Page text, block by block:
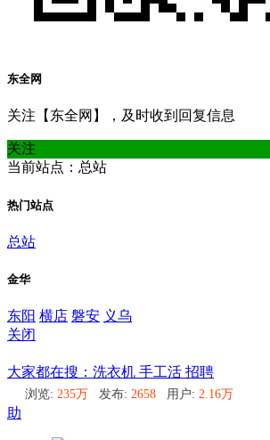
东全网
关注【东全网】，及时收到回复信息
关注
当前站点：总站
热门站点
总站
金华
东阳 横店 磐安 义乌
关闭
大家都在搜：洗衣机 手工活 招聘
浏览: 235万 发布: 2658 用户: 2.16万
助